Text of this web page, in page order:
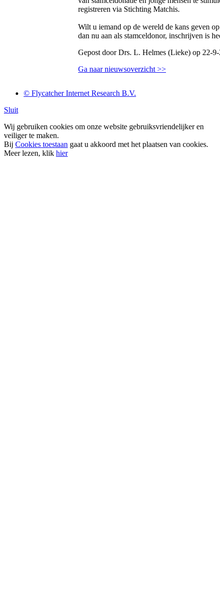
registreren via Stichting Matchis.
Wilt u iemand op de wereld de kans geven
dan nu aan als stamceldonor, inschrijven is
Gepost door Drs. L. Helmes (Lieke) op 22-
Ga naar nieuwsoverzicht >>
© Flycatcher Internet Research B.V.
Sluit
Wij gebruiken cookies om onze website gebruiksvriendelijker en
veiliger te maken.
Bij Cookies toestaan gaat u akkoord met het plaatsen van cookies.
Meer lezen, klik hier